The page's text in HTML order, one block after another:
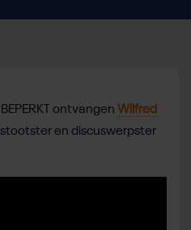
ontvangen Wilfred
en discuswerpster